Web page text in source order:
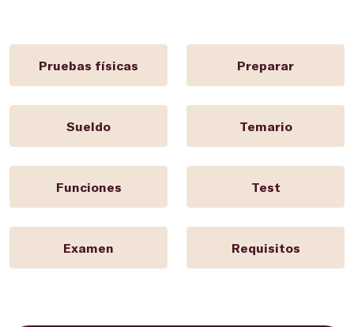
Pruebas físicas Preparar
Sueldo Temario
Funciones Test
Examen Requisitos